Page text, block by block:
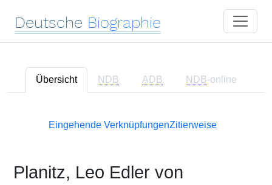
Deutsche Biographie
Übersicht NDB ADB NDB-online
Eingehende VerknüpfungenZitierweise
Planitz, Leo Edler von